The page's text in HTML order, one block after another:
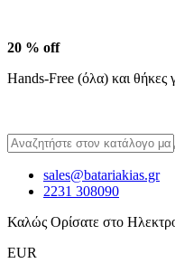
20 % off
Hands-Free (όλα) και θήκες
sales@batariakias.gr
2231 308090
Καλώς Ορίσατε στο
EUR